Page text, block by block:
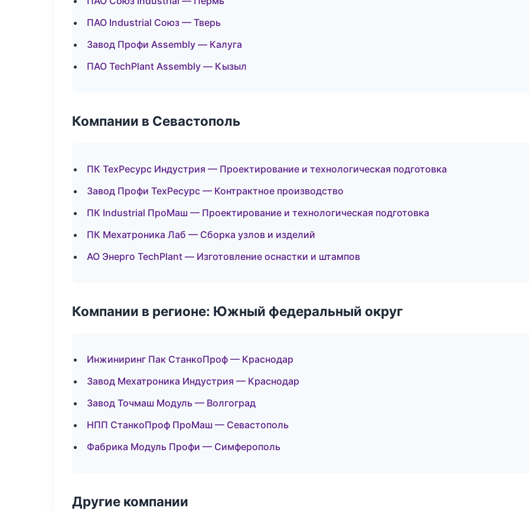
ПАО Industrial Союз — Тверь
Завод Профи Assembly — Калуга
ПАО TechPlant Assembly — Кызыл
Компании в Севастополь
ПК ТехРесурс Индустрия — Проектирование и технологическая подготовка
Завод Профи ТехРесурс — Контрактное производство
ПК Industrial ПроМаш — Проектирование и технологическая подготовка
ПК Мехатроника Лаб — Сборка узлов и изделий
АО Энерго TechPlant — Изготовление оснастки и штампов
Компании в регионе: Южный федеральный округ
Инжиниринг Пак СтанкоПроф — Краснодар
Завод Мехатроника Индустрия — Краснодар
Завод Точмаш Модуль — Волгоград
НПП СтанкоПроф ПроМаш — Севастополь
Фабрика Модуль Профи — Симферополь
Другие компании